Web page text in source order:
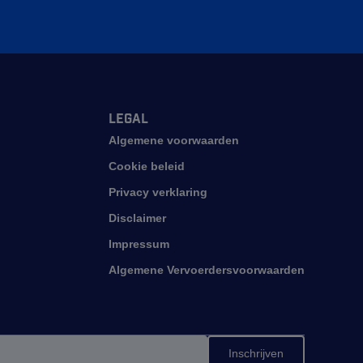
Legal
Algemene voorwaarden
Cookie beleid
Privacy verklaring
Disclaimer
Impressum
Algemene Vervoerdersvoorwaarden